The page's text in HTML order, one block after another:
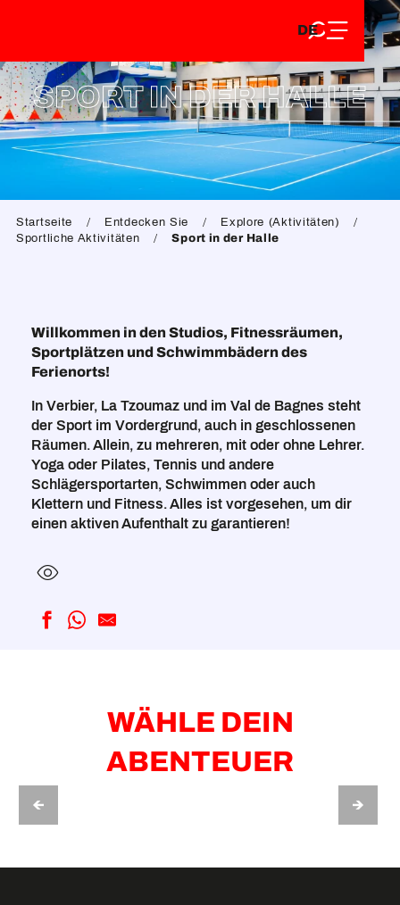
principal
EN
DE
FR
EN
SPORT IN DER HALLE
Startseite Entdecken Sie
Explore (Aktivitäten)
Sportliche Aktivitäten
Sport in der Halle
Willkommen in den Studios, Fitnessräumen,
Sportplätzen und Schwimmbädern des
Ferienorts!
In Verbier, La Tzoumaz und im Val de Bagnes steht
der Sport im Vordergrund, auch in geschlossenen
Räumen. Allein, zu mehreren, mit oder ohne Lehrer.
Yoga oder Pilates, Tennis und andere
Schlägersportarten, Schwimmen oder auch
Klettern und Fitness. Alles ist vorgesehen, um dir
einen aktiven Aufenthalt zu garantieren!
WÄHLE DEIN
ABENTEUER
TENNIS, SQUASH UND BADMINTON